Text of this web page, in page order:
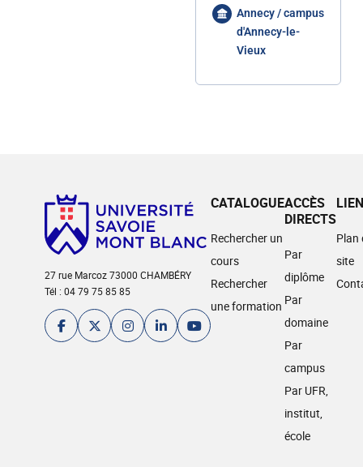
Annecy / campus
d'Annecy-le-
Vieux
27 rue Marcoz 73000 CHAMBÉRY
Tél : 04 79 75 85 85
CATALOGUE
Rechercher un
cours
Rechercher
une formation
ACCÈS
DIRECTS
Par
diplôme
Par
domaine
Par
campus
Par UFR,
institut,
école
Plan
site